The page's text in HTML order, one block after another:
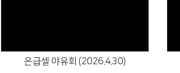
은급셀 야유회 (2026.4.30)